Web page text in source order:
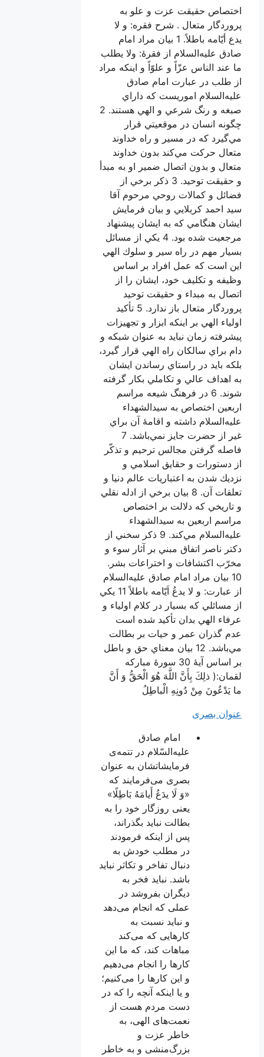
حقيقت عزت و علو به
متعال . شرح فقره: و لا
يدع أيّامه باطلاً. 1 بيان مراد امام
از فقرۀ: ولا يطلب
الناس عزّاً و علوّاً و اينكه مراد
در عبارت امام صادق
اموريست كه داراي
صبغه و رنگ شرعي و الهي هستند. 2
انسان در موقعيتي قرار
كه در مسير و راه خداوند
حركت مي‌كند بدون خداوند
و بدون اتصال ضمير او به مبدأ
و حقيقت توحيد. 3 ذكر برخي از
و كمالات روحي مرحوم آقا
كربلايي و بيان فرمايش
هنگامي كه به ايشان پيشنهاد
مرجعيت شده بود. 4 يكي از مسائل
مهم در راه سير و سلوك الهي
كه عمل افراد بر اساس
و تكليف خود، ايشان را از
به مبداء و حقيقت توحيد
پروردگار متعال باز ندارد. 5 تأكيد
الهي بر اينكه ابزار و تجهيزات
زمان نبايد به عنوان شبكه و
سالكان راه الهي قرار گيرد،
در راستاي رساندن ايشان
عالي و تكاملي بكار گرفته
شوند. 6 در فرهنگ شيعه مراسم
اختصاص به سيدالشهداء
داشته و اقامۀ آن براي
غير از حضرت جايز نمي‌باشد. 7
گرفتن مجالس ترحيم و تذكّر
و حقايق اسلامي و
شدن به اعتباريات عالم دنيا و
تعلقات آن. 8 بيان برخي از ادله نقلي
كه دلالت بر اختصاص
اربعين به سيدالشهداء
عليه‌السلام مي‌كند. 9 ذكر سخني از
اتفاق مبني بر آثار سوء و
اكتشافات و اختراعات بشر.
مراد امام صادق عليه‌السلام
از عبارت: و لا يدعُ اَيّامه باطلاً 11 يكي
كه بسيار در كلام اولياء و
الهي بدان تأكيد شده است
عمر و حيات بر بطالت
مي‌باشد. 12 بيان معناي حق و باطل
بر اساس آيۀ 30 سورۀ مباركه
ذلِكَ بِأَنَّ اللَّهَ هُوَ الْحَقُّ وَ أَنَّ
مِنْ دُونِهِ الْباطِلُ
بصری
امام صادق
علیه‌السّلام در تتمه‌ی
فرمایشاتشان به عنوان
بصری می‌فرمایند كه
«وَ لَا یدَعُ أَیامَهُ بَاطِلًا»
یعنی روزگار خود را به
بطالت نباید بگذراند،
پس از اینكه فرمودند
در مطلب خودش به
دنبال تفاخر و تكاثر نباید
باشد. نباید فخر به
دیگران بفروشد در
عملی كه انجام می‌دهد
و نباید نسبت به
كارهایی كه می‌كند
مباهات كند، كه ما این
كارها را انجام می‌دهیم
و این كارها را می‌كنیم؛
و یا اینكه آنچه را كه در
دست مردم هست از
نعمت‌های الهی، به
خاطر عزت و
بزرگ‌منشی و به خاطر